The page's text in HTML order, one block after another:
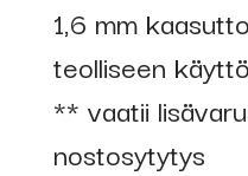
1,6 mm
teolliseen
** vaatii
nostosytytys